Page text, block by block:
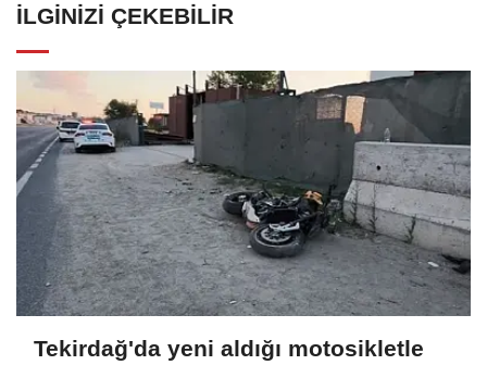
İLGINIZI ÇEKEBILIR
Tekirdağ'da yeni aldığı motosikletle